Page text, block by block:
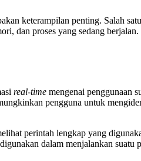
keterampilan penting. Salah
dan proses yang sedang
real-time mengenai penggunaan
pengguna untuk
perintah lengkap yang
dalam menjalankan suatu